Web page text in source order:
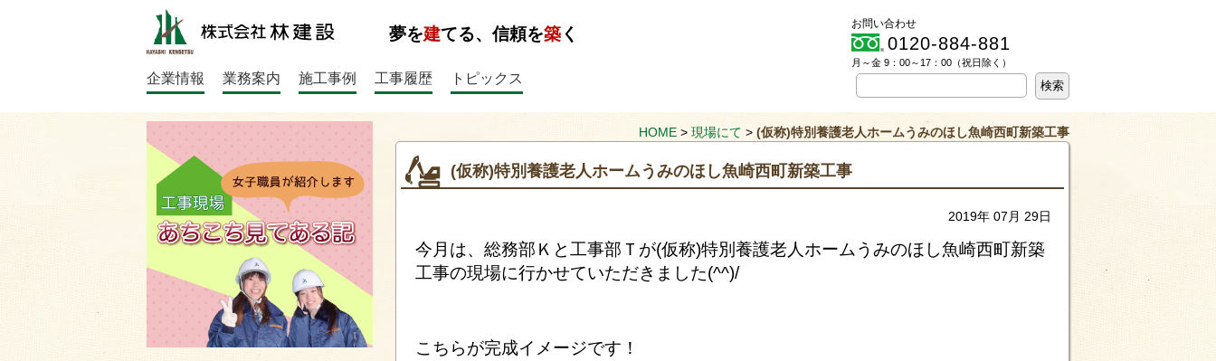
夢を建てる、信頼を築 く
企業情報 業務案内 施工事例 工事履歴 トピックス
お問い合わせ
0120-884-881
月～金 9：00～17：00（祝日除く）
HOME > 現場にて > (仮称)特別養護老人ホームうみのほし魚崎西町新築工事
(仮称)特別養護老人ホームうみのほし魚崎西町新築工事
2019年 07月 29日
今月は、総務部Ｋと工事部Ｔが(仮称)特別養護老人ホームうみのほし魚崎西町新築
工事の現場に行かせていただきました(^^)/
こちらが完成イメージです！